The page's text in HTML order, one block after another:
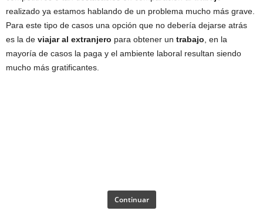
realizado ya estamos hablando de un problema mucho más grave.
Para este tipo de casos una opción que no debería dejarse atrás
es la de viajar al extranjero para obtener un trabajo, en la
mayoría de casos la paga y el ambiente laboral resultan siendo
mucho más gratificantes.
Continuar